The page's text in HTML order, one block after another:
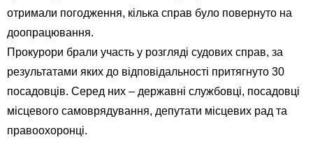
отримали погодження, кілька справ було повернуто на
доопрацювання.
Прокурори брали участь у розгляді судових справ, за
результатами яких до відповідальності притягнуто 30
посадовців. Серед них – державні службовці, посадовці
місцевого самоврядування, депутати місцевих рад та
правоохоронці.